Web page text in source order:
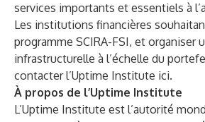
services importants et essentiels à
Les institutions financières
programme SCIRA-FSI, et organiser
infrastructurelle à l’échelle du
contacter l’Uptime Institute ici.
À propos de l’Uptime Institute
L’Uptime Institute est l’autorité